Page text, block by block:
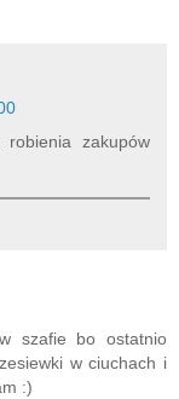
zakupów
szafie bo ostatnio
w ciuchach i
:)